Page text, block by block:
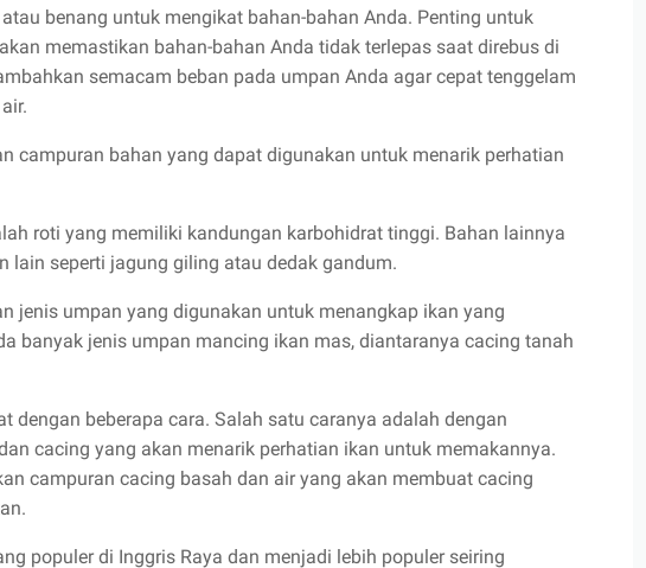
benang untuk mengikat bahan-bahan Anda. Penting untuk
memastikan bahan-bahan Anda tidak terlepas saat direbus di
semacam beban pada umpan Anda agar cepat tenggelam
campuran bahan yang dapat digunakan untuk menarik perhatian
roti yang memiliki kandungan karbohidrat tinggi. Bahan lainnya
lain seperti jagung giling atau dedak gandum.
jenis umpan yang digunakan untuk menangkap ikan yang
banyak jenis umpan mancing ikan mas, diantaranya cacing tanah
dengan beberapa cara. Salah satu caranya adalah dengan
cacing yang akan menarik perhatian ikan untuk memakannya.
campuran cacing basah dan air yang akan membuat cacing
populer di Inggris Raya dan menjadi lebih populer seiring